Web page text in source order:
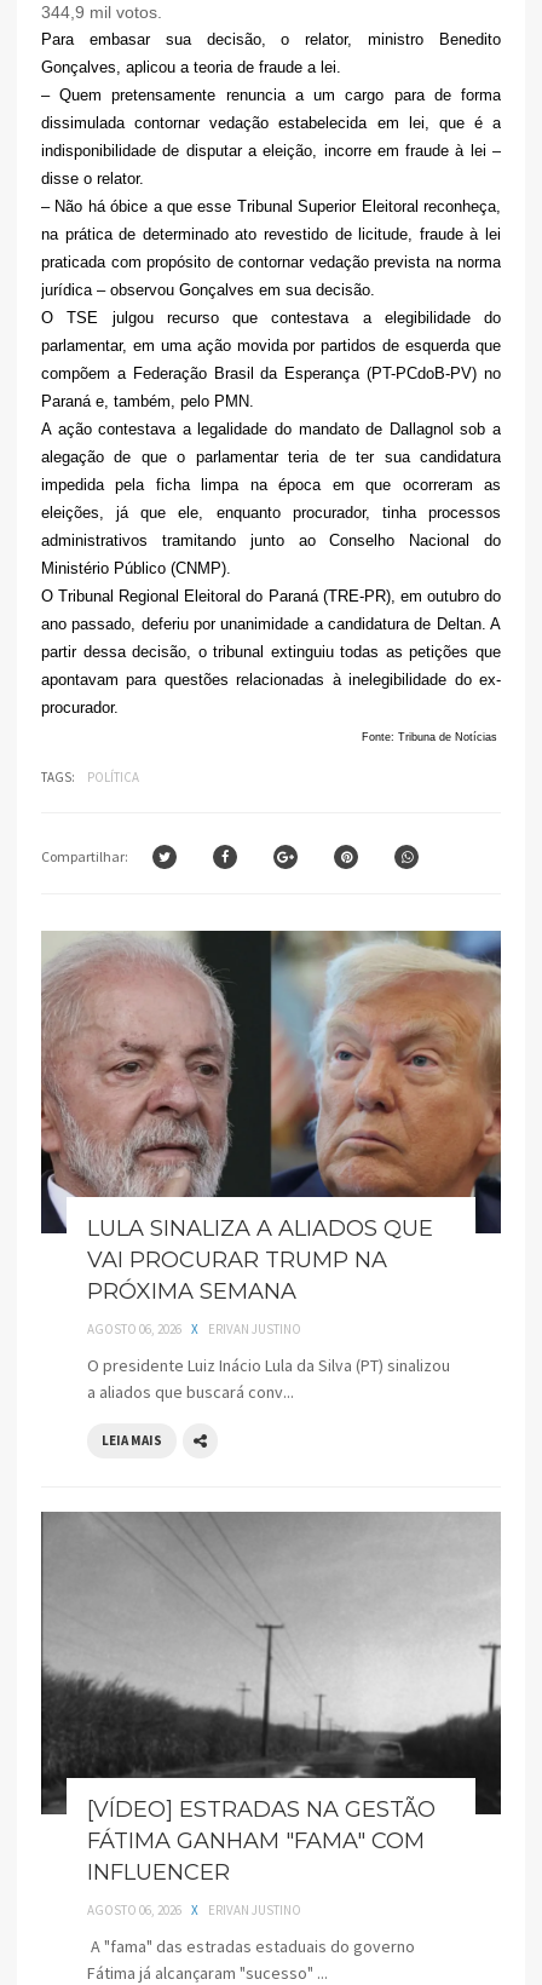
344,9 mil votos.
Para embasar sua decisão, o relator, ministro Benedito
Gonçalves, aplicou a teoria de fraude a lei.
– Quem pretensamente renuncia a um cargo para de forma
dissimulada contornar vedação estabelecida em lei, que é a
indisponibilidade de disputar a eleição, incorre em fraude à lei –
disse o relator.
– Não há óbice a que esse Tribunal Superior Eleitoral reconheça,
na prática de determinado ato revestido de licitude, fraude à lei
praticada com propósito de contornar vedação prevista na norma
jurídica – observou Gonçalves em sua decisão.
O TSE julgou recurso que contestava a elegibilidade do
parlamentar, em uma ação movida por partidos de esquerda que
compõem a Federação Brasil da Esperança (PT-PCdoB-PV) no
Paraná e, também, pelo PMN.
A ação contestava a legalidade do mandato de Dallagnol sob a
alegação de que o parlamentar teria de ter sua candidatura
impedida pela ficha limpa na época em que ocorreram as
eleições, já que ele, enquanto procurador, tinha processos
administrativos tramitando junto ao Conselho Nacional do
Ministério Público (CNMP).
O Tribunal Regional Eleitoral do Paraná (TRE-PR), em outubro do
ano passado, deferiu por unanimidade a candidatura de Deltan. A
partir dessa decisão, o tribunal extinguiu todas as petições que
apontavam para questões relacionadas à inelegibilidade do ex-
procurador.
Fonte: Tribuna de Notícias
TAGS: POLÍTICA
Compartilhar:
LULA SINALIZA A ALIADOS QUE
VAI PROCURAR TRUMP NA
PRÓXIMA SEMANA
AGOSTO 06, 2026 X ERIVAN JUSTINO
O presidente Luiz Inácio Lula da Silva (PT) sinalizou
a aliados que buscará conv...
LEIA MAIS
[VÍDEO] ESTRADAS NA GESTÃO
FÁTIMA GANHAM "FAMA" COM
INFLUENCER
AGOSTO 06, 2026 X ERIVAN JUSTINO
A "fama" das estradas estaduais do governo
Fátima já alcançaram "sucesso" ...